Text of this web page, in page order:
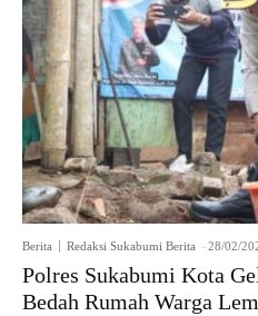
Berita Redaksi Sukabumi Berita - 28/02/
Polres Sukabumi Kota
Bedah Rumah Warga